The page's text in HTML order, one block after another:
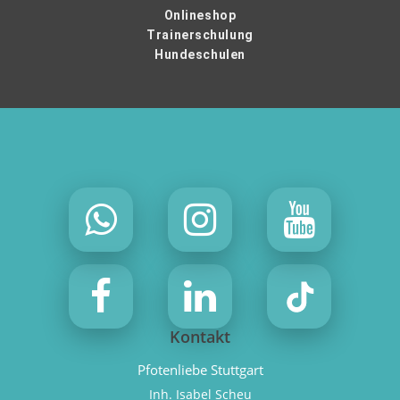
Onlineshop
Trainerschulung
Hundeschulen
Kontakt
Pfotenliebe Stuttgart
Inh. Isabel Scheu